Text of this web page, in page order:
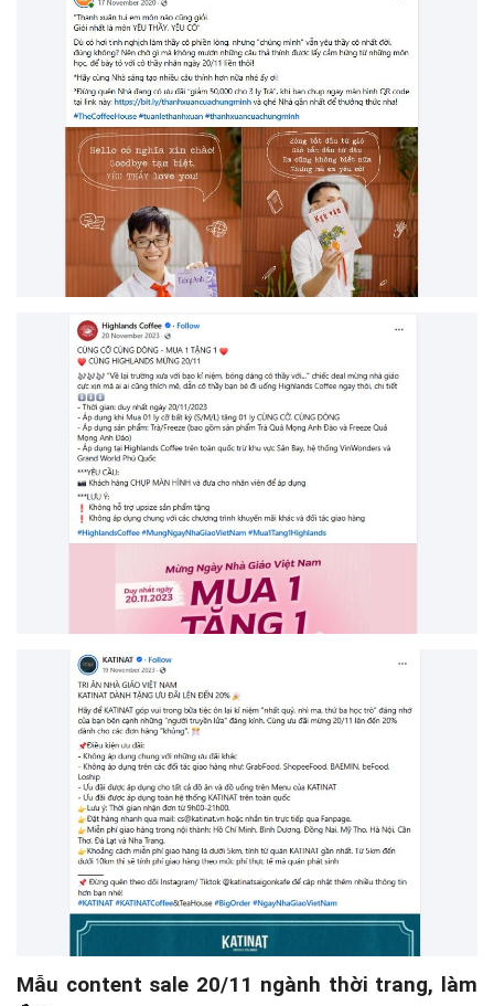
Mẫu content sale 20/11 ngành thời trang, làm